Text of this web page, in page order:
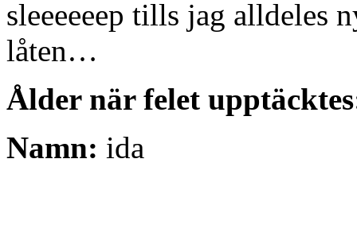
sleeeeeep tills jag alldeles
låten…
Ålder när felet
Namn: ida